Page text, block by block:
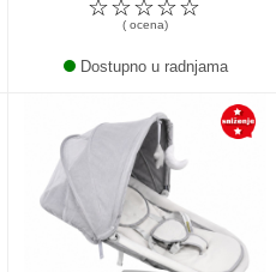
☆
☆
☆
☆
☆
( ocena)
Dostupno u radnjama